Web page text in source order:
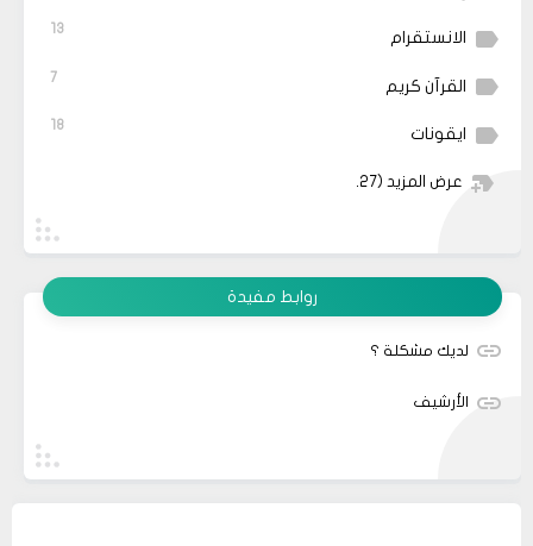
الانستقرام 13
القرآن كريم 7
ايقونات 18
عرض المزيد (27)
روابط مفيدة
لديك مشكلة ؟
الأرشيف